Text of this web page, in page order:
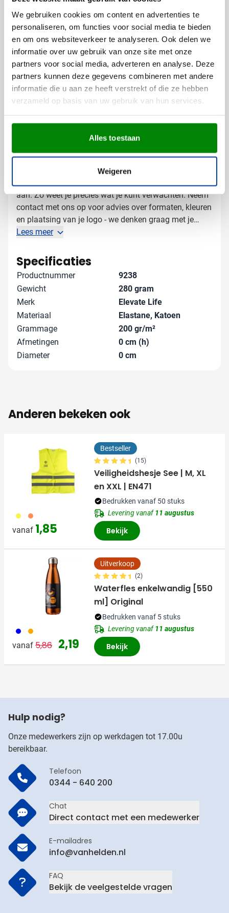
We gebruiken cookies om content en advertenties te
personaliseren, om functies voor social media te bieden
en om ons websiteverkeer te analyseren. Ook delen we
informatie over uw gebruik van onze site met onze
partners voor social media, adverteren en analyse. Deze
partners kunnen deze gegevens combineren met andere
informatie die u aan ze heeft verstrekt of die ze hebben
verzameld op basis van uw gebruik van hun services.
Alles toestaan
Weigeren
Polo's laten bedrukken met logo
Bij Van Helden Relatiegeschenken bedrukken we jouw
Elevate polo's precies zoals jij dat wilt:
Met je bedrijfslogo in één of meerdere kleuren
Full color bedrukking mogelijk voor een levendig
resultaat
Op verschillende posities zoals borst, mouw of rug
Zo creëer je een professionele uitstraling die perfect
Gratis digitaal voorbeeld van je
bedrukte polo
Wil je zien hoe jouw logo er op de Elevate polo
Markham uitziet? Vraag een gratis digitaal voorbeeld
aan. Zo weet je precies wat je kunt verwachten. Neem
contact met ons op voor advies over formaten, kleuren
en plaatsing van je logo - we denken graag met je
mee!
Lees meer
Specificaties
Productnummer
9238
Gewicht
280 gram
Merk
Elevate Life
Materiaal
Elastane, Katoen
Grammage
200 gr/m²
Afmetingen
0 cm (h)
Diameter
0 cm
Anderen bekeken ook
006 007
vanaf 1,85
Bestseller
(15)
Veiligheidshesje See | M, XL
en XXL | EN471
Bedrukken vanaf 50 stuks
Levering vanaf11 augustus
Bekijk
005 007
vanaf Normale prijs
5,86 Speciale prijs
2,19
Uitverkoop
(2)
Waterfles enkelwandig [550
ml] Original
Bedrukken vanaf 5 stuks
Levering vanaf11 augustus
Bekijk
Hulp nodig?
Onze medewerkers zijn op werkdagen tot 17.00u
bereikbaar.
Telefoon
0344 - 640 200
Chat
Direct contact met een medewerker
E-mailadres
info@vanhelden.nl
FAQ
Bekijk de veelgestelde vragen